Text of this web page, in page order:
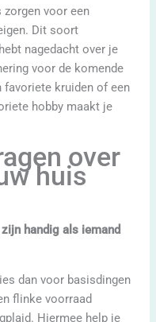
voor een
Dit soort
nagedacht over je
voor de komende
favoriete kruiden of een
hobby maakt je
over
huis
handig als iemand
dan voor basisdingen
flinke voorraad
Hiermee help je